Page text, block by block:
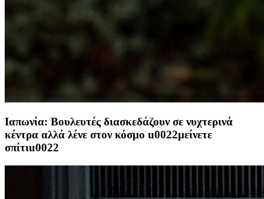
Ιαπωνία: Βουλευτές διασκεδάζουν σε νυχτερινά
κέντρα αλλά λένε στον κόσμο u0022μείνετε
σπίτιu0022